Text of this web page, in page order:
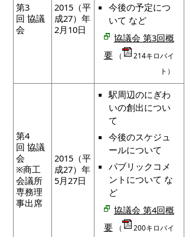
第3
回 協議
会
2015（平
成27）年
2月10日
今後の予定につ
いて など
協議会 第3回概
要
（
214キロバイ
ト）
第4
回 協議
会
※商工
会議所
専務理
事出席
2015（平
成27）年
5月27日
駅周辺のにぎわ
いの創出につい
て
今後のスケジュ
ールについて
パブリックコメ
ントについて な
ど
協議会 第4回概
要
（
200キロバイ